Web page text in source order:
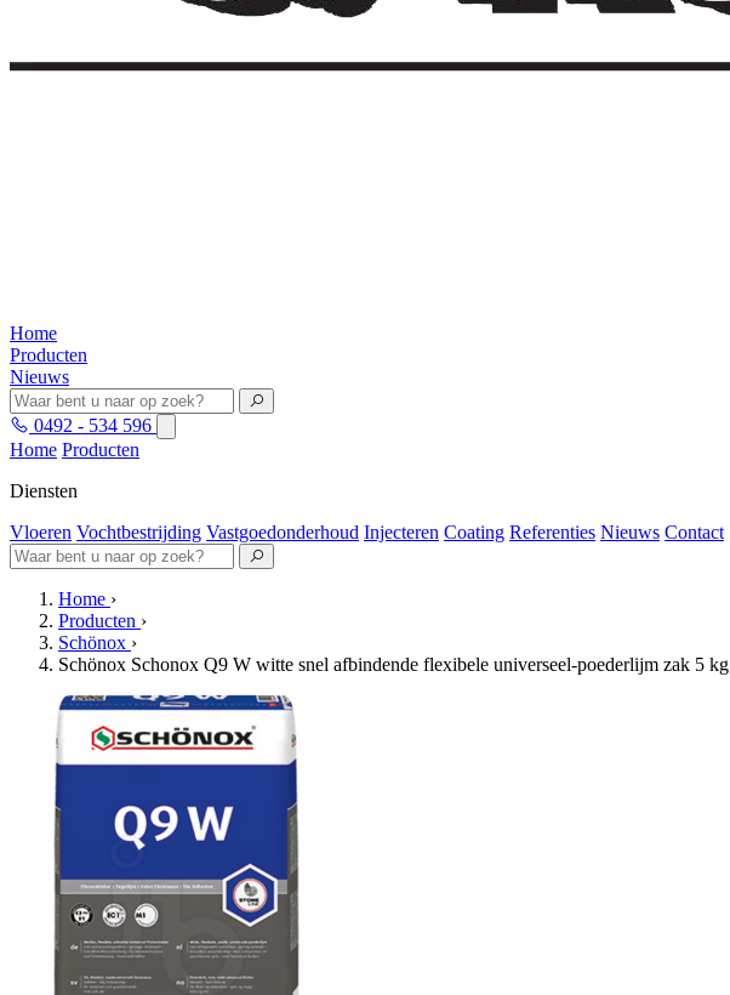
Home
Producten
Nieuws
0492 - 534 596
Home Producten
Diensten
Vloeren Vochtbestrijding Vastgoedonderhoud Injecteren Coating Referenties Nieuws Contact
Home ›
Producten ›
Schönox ›
Schönox Schonox Q9 W witte snel afbindende flexibele universeel-poederlijm zak 5 kg